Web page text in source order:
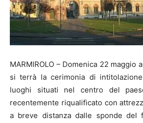
MARMIROLO – Domenica 22 maggio
si terrà la cerimonia di
luoghi situati nel centro del
recentemente riqualificato con
a breve distanza dalle sponde del